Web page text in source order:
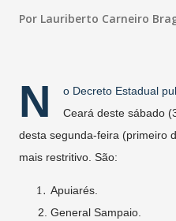
Por Lauriberto Carneiro
N
o Decreto Estadual
Ceará deste sábado
desta segunda-feira (primeiro
mais restritivo. São:
Apuiarés.
General Sampaio.